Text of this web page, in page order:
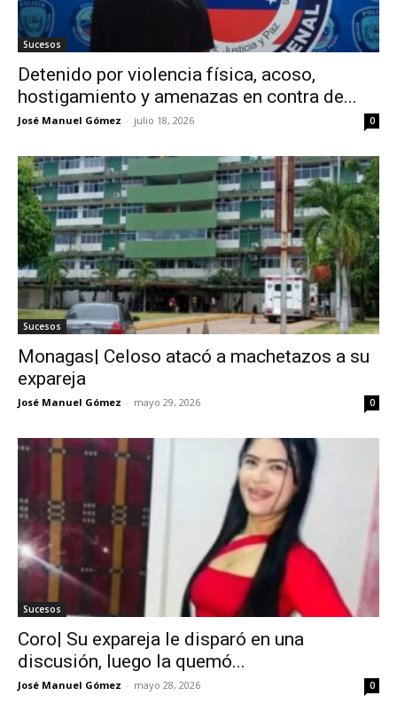
Sucesos
Detenido por violencia física, acoso,
hostigamiento y amenazas en contra de...
José Manuel Gómez - julio 18, 2026 0
Sucesos
Monagas| Celoso atacó a machetazos a su
expareja
José Manuel Gómez - mayo 29, 2026 0
Sucesos
Coro| Su expareja le disparó en una
discusión, luego la quemó...
José Manuel Gómez - mayo 28, 2026 0